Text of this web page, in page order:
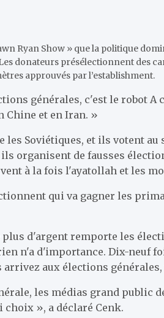
Ryan Show » que la politique
donateurs présélectionnent des
approuvés par l’establishment.
générales, c'est le robot
Chine et en Iran. »
les Soviétiques, et ils votent
organisent de fausses
à la fois l'ayatollah et les
qui va gagner les
d'argent remporte les
n'a d'importance. Dix-neuf
aux élections
les médias grand
», a déclaré Cenk.